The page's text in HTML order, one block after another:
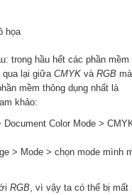
trong hầu hết các phần mềm
qua lại giữa CMYK và RGB
mềm thông dụng nhất là
khảo:
Color Mode >
> Mode > chọn mode mình
RGB, vì vậy ta có thể bị mất